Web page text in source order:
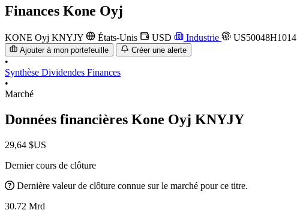
Finances Kone Oyj
KONE Oyj KNYJY États-Unis USD Industrie US50048H1014
Ajouter à mon portefeuille Créer une alerte
•
Synthèse Dividendes Finances
•
Marché
Données financières Kone Oyj KNYJY
29,64 $US
Dernier cours de clôture
Dernière valeur de clôture connue sur le marché pour ce titre.
30.72 Mrd